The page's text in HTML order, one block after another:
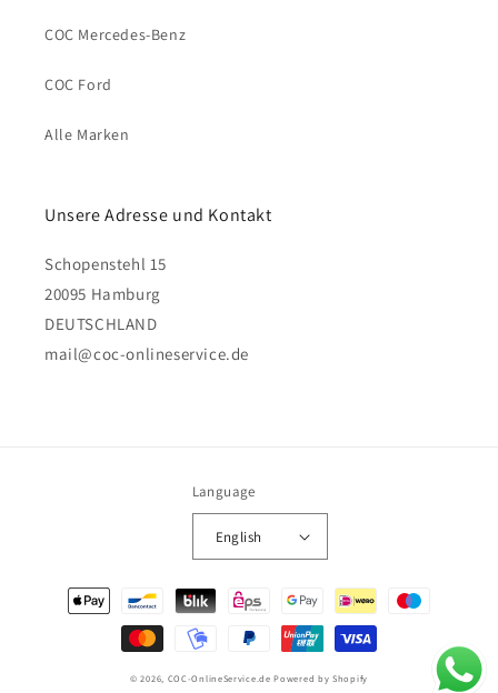
COC Mercedes-Benz
COC Ford
Alle Marken
Unsere Adresse und Kontakt
Schopenstehl 15
20095 Hamburg
DEUTSCHLAND
mail@coc-onlineservice.de
Language
English
Payment
methods
© 2026, COC-OnlineService.de Powered by Shopify